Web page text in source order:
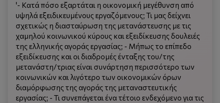
'- Κατά πόσο εξαρτάται η οικονομική μεγέθυνση από
υψηλά εξειδικευμένους εργαζόμενους; Τι μας δείχνει
σχετικώς η διασταύρωση της μετανάστευσης με τις
χαμηλού κοινωνικού κύρους και εξειδίκευσης δουλειές
της ελληνικής αγοράς εργασίας; - Μήπως το επίπεδο
εξειδίκευσης και οι διαδρομές ένταξης του/της
μετανάστη/τριας είναι συνάρτηση περισσότερο των
κοινωνικών και λιγότερο των οικονομικών όρων
διαμόρφωσης της αγοράς της μεταναστευτικής
εργασίας; - Τι συνεπάγεται ένα τέτοιο ενδεχόμενο για τις